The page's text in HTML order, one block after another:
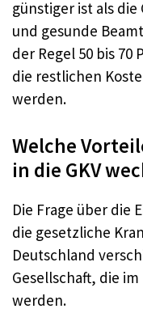
günstiger ist als die
und gesunde
der Regel 50 bis
die restlichen
werden.
Welche
in die GKV
Die Frage über die
die gesetzliche
Deutschland
Gesellschaft, die
werden.